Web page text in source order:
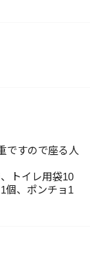
ですので座る人
トイレ用袋10
個、ポンチョ1